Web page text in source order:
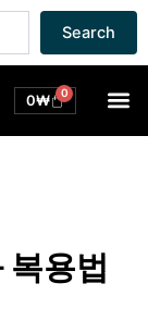
Search
0₩ 0
Cart
복용법